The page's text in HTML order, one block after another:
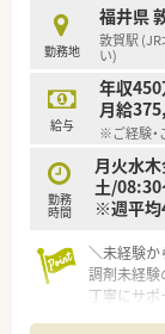
変広い調
【こんな取
■煎じ薬
品を活用
■漢方薬
ることを
■投薬業務
から、最
勤務地
福井県
敦賀駅
い)
給与
年収
月給
※ご経験・
勤務
時間
月火水木
土/08:30
※週平均
＼未経験か
調剤未経験
丁寧にサポ